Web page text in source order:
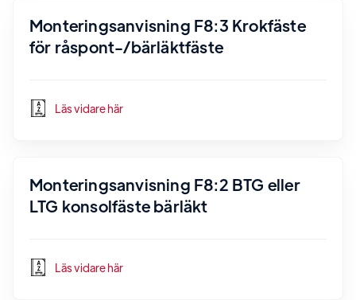
Monteringsanvisning F8:3 Krokfäste
för råspont-/bärläktfäste
Läs vidare här
Monteringsanvisning F8:2 BTG eller
LTG konsolfäste bärläkt
Läs vidare här